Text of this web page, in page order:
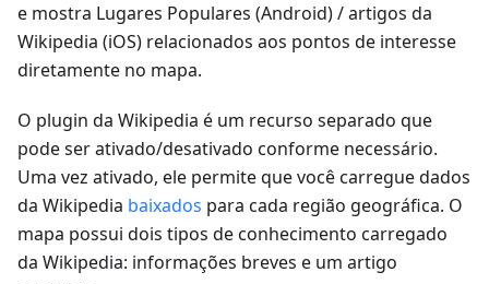
e mostra Lugares Populares (Android) / artigos da
Wikipedia (iOS) relacionados aos pontos de interesse
diretamente no mapa.
O plugin da Wikipedia é um recurso separado que
pode ser ativado/desativado conforme necessário.
Uma vez ativado, ele permite que você carregue dados
da Wikipedia baixados para cada região geográfica. O
mapa possui dois tipos de conhecimento carregado
da Wikipedia: informações breves e um artigo